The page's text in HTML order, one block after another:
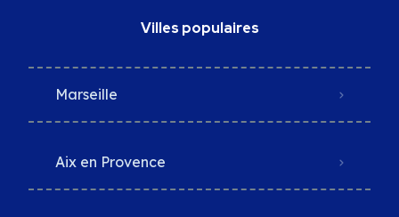
Villes populaires
Marseille
Aix en Provence